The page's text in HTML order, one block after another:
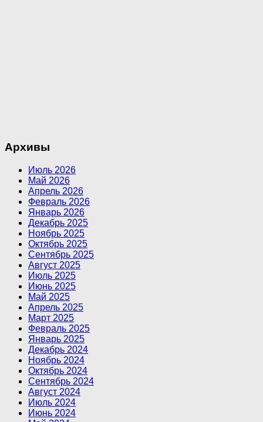
Архивы
Июль 2026
Май 2026
Апрель 2026
Февраль 2026
Январь 2026
Декабрь 2025
Ноябрь 2025
Октябрь 2025
Сентябрь 2025
Август 2025
Июль 2025
Июнь 2025
Май 2025
Апрель 2025
Март 2025
Февраль 2025
Январь 2025
Декабрь 2024
Ноябрь 2024
Октябрь 2024
Сентябрь 2024
Август 2024
Июль 2024
Июнь 2024